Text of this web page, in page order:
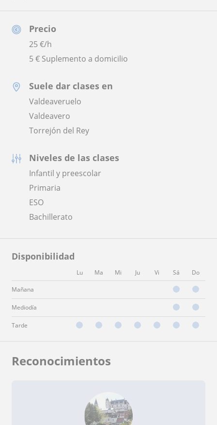
Precio
25€/h
5 € Suplemento a domicilio
Suele dar clases en
Valdeaveruelo
Valdeavero
Torrejón del Rey
Niveles de las clases
Infantil y preescolar
Primaria
ESO
Bachillerato
Disponibilidad
Lu Ma Mi Ju Vi Sá Do
Mañana
Mediodía
Tarde
Reconocimientos